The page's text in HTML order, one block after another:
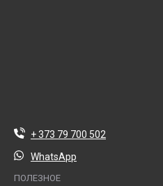
+ 373 79 700 502
WhatsApp
ПОЛЕЗНОЕ